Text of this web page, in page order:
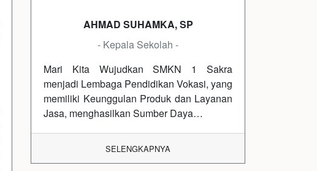
AHMAD SUHAMKA, SP
- Kepala Sekolah -
Mari Kita Wujudkan SMKN 1 Sakra
menjadi Lembaga Pendidikan Vokasi, yang
memiliki Keunggulan Produk dan Layanan
Jasa, menghasilkan Sumber Daya…
SELENGKAPNYA